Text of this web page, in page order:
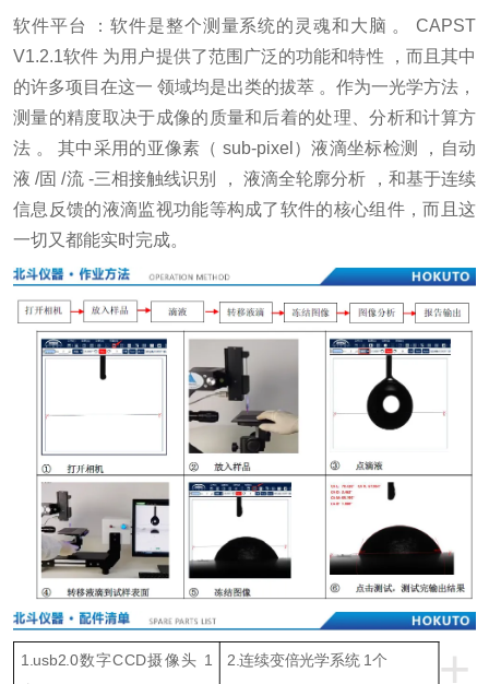
软件平台 ：软件是整个测量系统的灵魂和大脑 。 CAPST
V1.2.1软件 为用户提供了范围广泛的功能和特性 ，而且其中
的许多项目在这一 领域均是出类的拔萃 。作为一光学方法，
测量的精度取决于成像的质量和后着的处理、分析和计算方
法 。 其中采用的亚像素（ sub-pixel）液滴坐标检测 ，自动
液 /固 /流 -三相接触线识别 ， 液滴全轮廓分析 ，和基于连续
信息反馈的液滴监视功能等构成了软件的核心组件，而且这
一切又都能实时完成。
+
1.usb2.0数字CCD摄像头 1 2.连续变倍光学系统 1个